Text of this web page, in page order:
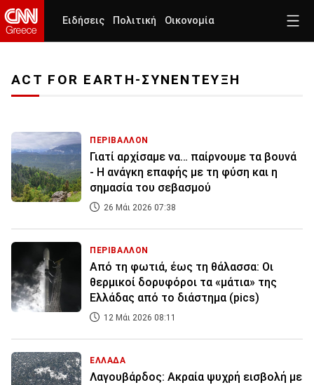
Ειδήσεις Πολιτική Οικονομία
ACT FOR EARTH-ΣΥΝΕΝΤΕΥΞΗ
ΠΕΡΙΒΑΛΛΟΝ
Γιατί αρχίσαμε να… παίρνουμε τα βουνά
- Η ανάγκη επαφής με τη φύση και η
σημασία του σεβασμού
26 Μάι 2026 07:38
ΠΕΡΙΒΑΛΛΟΝ
Από τη φωτιά, έως τη θάλασσα: Οι
θερμικοί δορυφόροι τα «μάτια» της
Ελλάδας από το διάστημα (pics)
12 Μάι 2026 08:11
ΕΛΛΑΔΑ
Λαγουβάρδος: Ακραία ψυχρή εισβολή με